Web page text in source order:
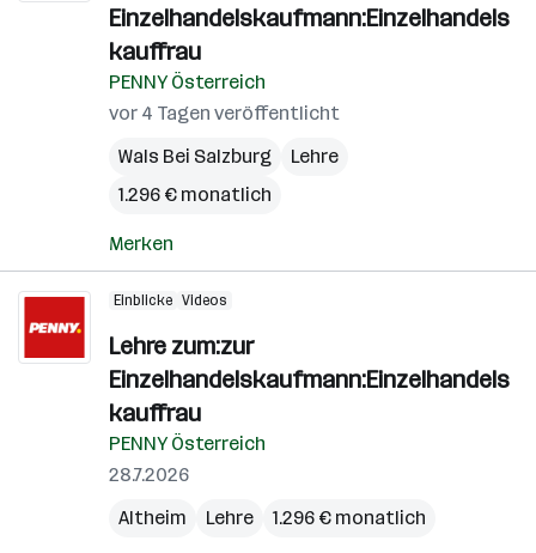
Einzelhandelskaufmann:Einzelhandels
kauffrau
PENNY Österreich
vor 4 Tagen veröffentlicht
Wals Bei Salzburg
Lehre
1.296 € monatlich
Merken
Einblicke Videos
Lehre zum:zur
Einzelhandelskaufmann:Einzelhandels
kauffrau
PENNY Österreich
28.7.2026
Altheim
Lehre 1.296 € monatlich